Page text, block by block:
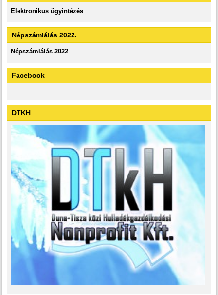
Elektronikus ügyintézés
Népszámlálás 2022.
Népszámlálás 2022
Facebook
DTKH